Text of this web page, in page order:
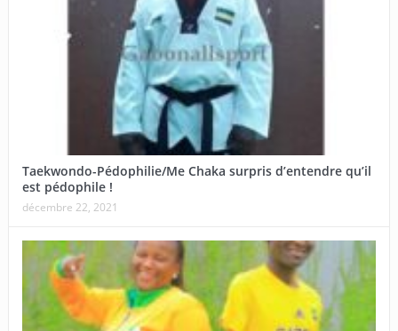
Taekwondo-Pédophilie/Me Chaka surpris d’entendre qu’il
est pédophile !
décembre 22, 2021